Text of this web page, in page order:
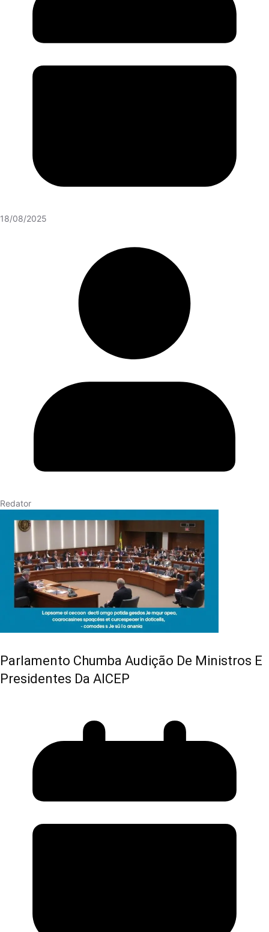
18/08/2025
Redator
Parlamento Chumba Audição De Ministros E
Presidentes Da AICEP